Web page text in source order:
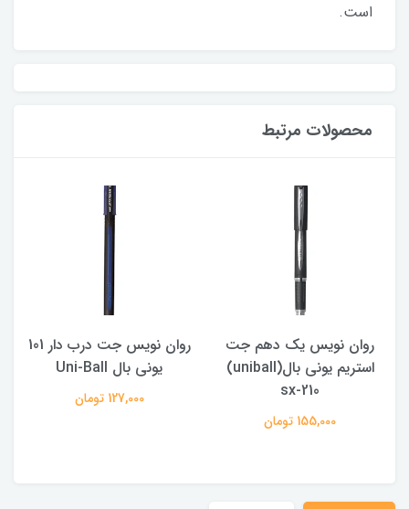
است.
محصولات مرتبط
روان نویس یک دهم جت
استریم یونی بال(uniball)
sx-210
155,000 تومان
روان نویس جت درب دار 101
یونی بال Uni-Ball
127,000 تومان